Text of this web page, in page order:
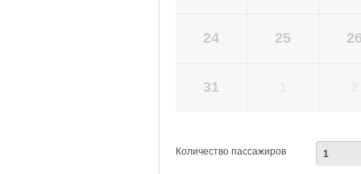
24 25
31
Количество пассажиров